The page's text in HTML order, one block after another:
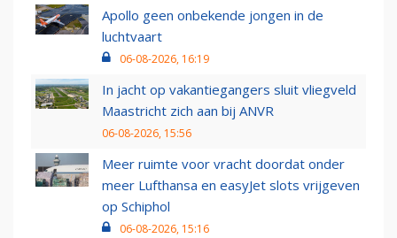
Apollo geen onbekende jongen in de
luchtvaart
06-08-2026, 16:19
In jacht op vakantiegangers sluit vliegveld
Maastricht zich aan bij ANVR
06-08-2026, 15:56
Meer ruimte voor vracht doordat onder
meer Lufthansa en easyJet slots vrijgeven
op Schiphol
06-08-2026, 15:16